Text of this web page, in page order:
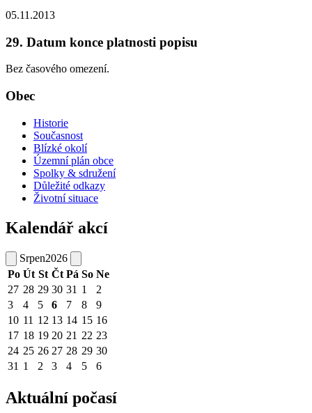
05.11.2013
29. Datum konce platnosti popisu
Bez časového omezení.
Obec
Historie
Současnost
Blízké okolí
Územní plán obce
Spolky & sdružení
Důležité odkazy
Životní situace
Kalendář akcí
Srpen2026
Po Út St Čt Pá So Ne
27 28 29 30 31 1
2
3
4 5 6 7 8
9
10 11 12 13 14 15 16
17 18 19 20 21 22 23
24 25 26 27 28 29 30
31 1 2 3 4 5 6
Aktuální počasí